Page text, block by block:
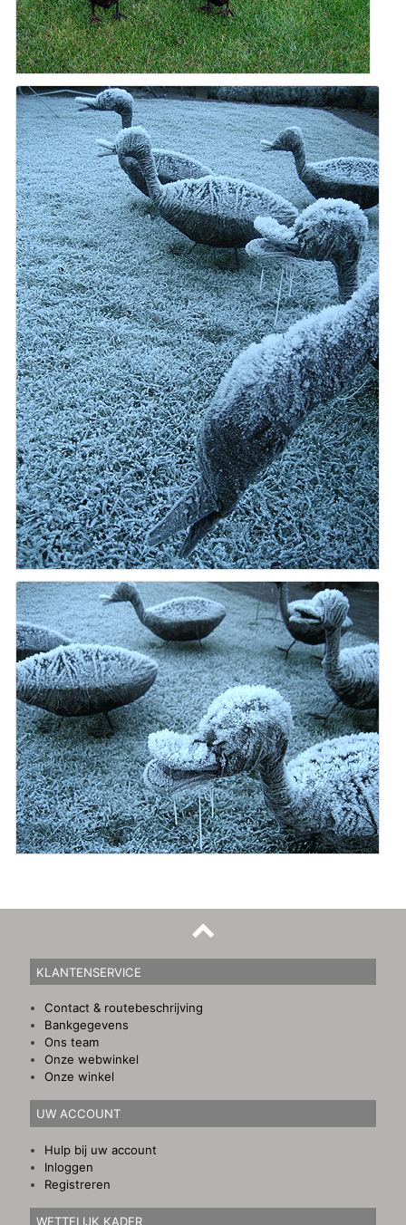
KLANTENSERVICE
Contact & routebeschrijving
Bankgegevens
Ons team
Onze webwinkel
Onze winkel
UW ACCOUNT
Hulp bij uw account
Inloggen
Registreren
WETTELIJK KADER